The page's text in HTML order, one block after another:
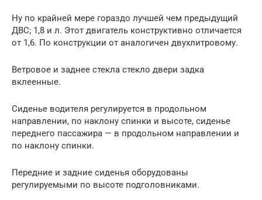
Ну по крайней мере гораздо лучшей чем предыдущий
ДВС; 1,8 и л. Этот двигатель конструктивно отличается
от 1,6. По конструкции от аналогичен двухлитровому.
Ветровое и заднее стекла стекло двери задка
вклеенные.
Сиденье водителя регулируется в продольном
направлении, по наклону спинки и высоте, сиденье
переднего пассажира — в продольном направлении и
по наклону спинки.
Передние и задние сиденья оборудованы
регулируемыми по высоте подголовниками.